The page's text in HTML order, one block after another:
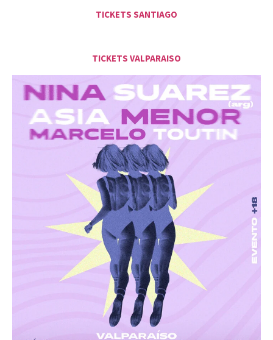
TICKETS SANTIAGO
TICKETS VALPARAISO